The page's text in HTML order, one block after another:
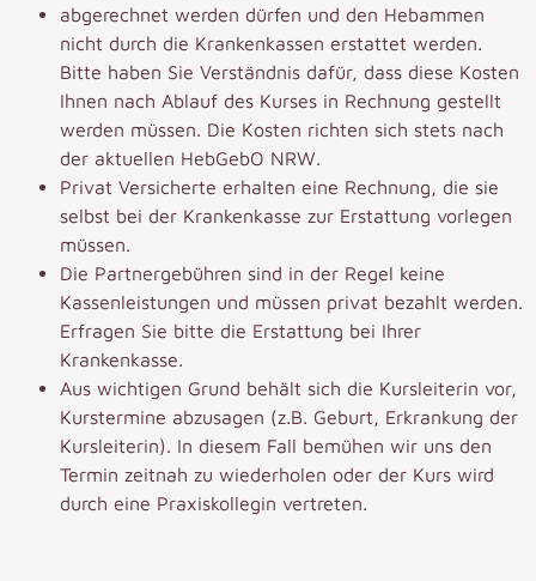
abgerechnet werden dürfen und den Hebammen
nicht durch die Krankenkassen erstattet werden.
Bitte haben Sie Verständnis dafür, dass diese Kosten
Ihnen nach Ablauf des Kurses in Rechnung gestellt
werden müssen. Die Kosten richten sich stets nach
der aktuellen HebGebO NRW.
Privat Versicherte erhalten eine Rechnung, die sie
selbst bei der Krankenkasse zur Erstattung vorlegen
müssen.
Die Partnergebühren sind in der Regel keine
Kassenleistungen und müssen privat bezahlt werden.
Erfragen Sie bitte die Erstattung bei Ihrer
Krankenkasse.
Aus wichtigen Grund behält sich die Kursleiterin vor,
Kurstermine abzusagen (z.B. Geburt, Erkrankung der
Kursleiterin). In diesem Fall bemühen wir uns den
Termin zeitnah zu wiederholen oder der Kurs wird
durch eine Praxiskollegin vertreten.